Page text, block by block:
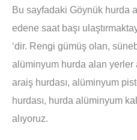
Bu sayfadaki Göynük hurda
edene saat başı
‘dir. Rengi gümüş olan,
alüminyum hurda alan yerler
araiş hurdası, alüminyum
hurdası, hurda alüminyum
alıyoruz.